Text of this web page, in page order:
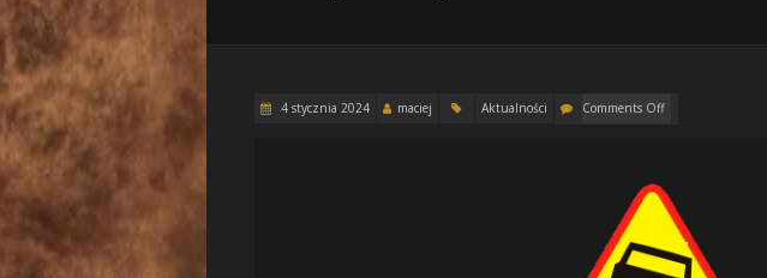
4 stycznia 2024 maciej Aktualności Comments Off